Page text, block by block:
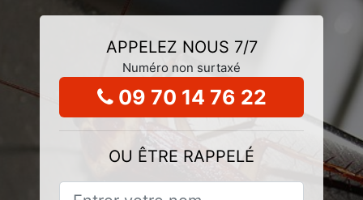
APPELEZ NOUS 7/7
Numéro non surtaxé
09 70 14 76 22
OU ÊTRE RAPPELÉ